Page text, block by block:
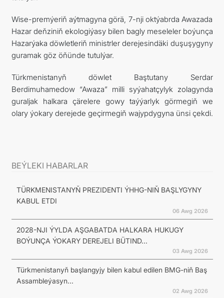
Wise-premýeriň aýtmagyna görä, 7-nji oktýabrda Awazada
Hazar deňziniň ekologiýasy bilen bagly meseleler boýunça
Hazarýaka döwletleriň ministrler derejesindäki duşuşygyny
guramak göz öňünde tutulýar.
Türkmenistanyň döwlet Baştutany Serdar
Berdimuhamedow “Awaza” milli syýahatçylyk zolagynda
guraljak halkara çärelere gowy taýýarlyk görmegiň we
olary ýokary derejede geçirmegiň wajypdygyna ünsi çekdi.
BEÝLEKI HABARLAR
TÜRKMENISTANYŇ PREZIDENTI ÝHHG-NIŇ BAŞLYGYNY
KABUL ETDI
06 Awg 2026
2028-NJI ÝYLDA AŞGABATDA HALKARA HUKUGY
BOÝUNÇA ÝOKARY DEREJELI BÜTIND...
03 Awg 2026
Türkmenistanyň başlangyjy bilen kabul edilen BMG-niň Baş
Assambleýasyn...
02 Awg 2026